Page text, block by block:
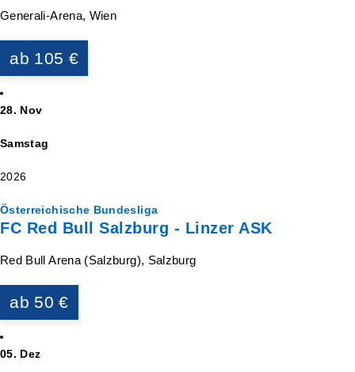
Generali-Arena, Wien
ab 105 €
28. Nov
Samstag
2026
Österreichische Bundesliga
FC Red Bull Salzburg - Linzer ASK
Red Bull Arena (Salzburg), Salzburg
ab 50 €
05. Dez